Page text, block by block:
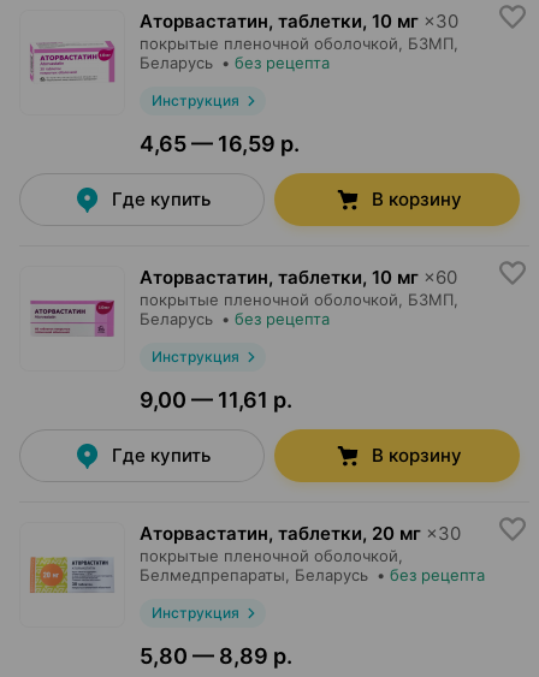
Аторвастатин, таблетки, 10 мг ×30
покрытые пленочной оболочкой, БЗМП
Беларусь • без рецепта
Инструкция
4,65 — 16,59 р.
Где купить В корзину
Аторвастатин, таблетки, 10 мг ×60
покрытые пленочной оболочкой, БЗМП
Беларусь • без рецепта
Инструкция
9,00 — 11,61 р.
Где купить В корзину
Аторвастатин, таблетки, 20 мг ×30
покрытые пленочной оболочкой,
Белмедпрепараты , Беларусь • без рецепта
Инструкция
5,80 — 8,89 р.